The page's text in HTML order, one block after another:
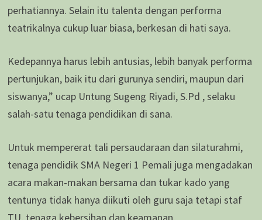
perhatiannya. Selain itu talenta dengan performa
teatrikalnya cukup luar biasa, berkesan di hati saya.
Kedepannya harus lebih antusias, lebih banyak performa
pertunjukan, baik itu dari gurunya sendiri, maupun dari
siswanya,” ucap Untung Sugeng Riyadi, S.Pd , selaku
salah-satu tenaga pendidikan di sana.
Untuk mempererat tali persaudaraan dan silaturahmi,
tenaga pendidik SMA Negeri 1 Pemali juga mengadakan
acara makan-makan bersama dan tukar kado yang
tentunya tidak hanya diikuti oleh guru saja tetapi staf